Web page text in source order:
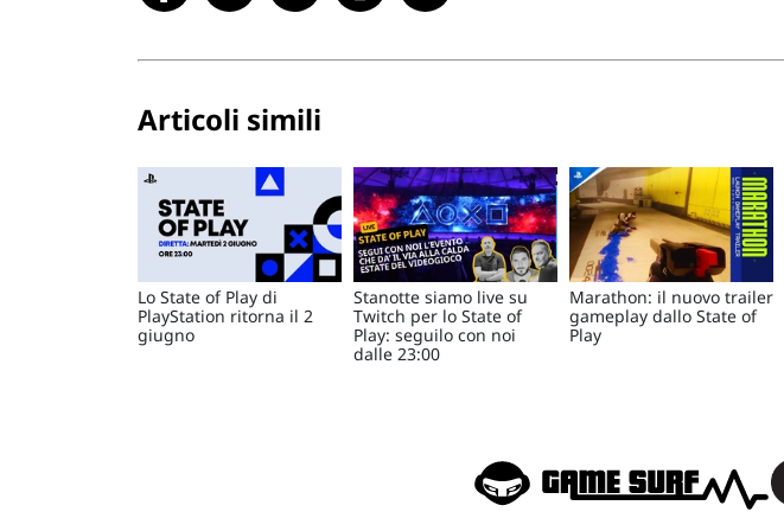
Articoli simili
Lo State of Play di
PlayStation ritorna il 2
giugno
Stanotte siamo live su
Twitch per lo State of
Play: seguilo con noi
dalle 23:00
Marathon: il nuovo trailer
gameplay dallo State of
Play